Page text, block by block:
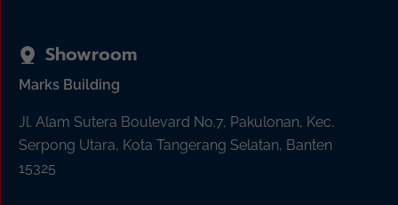
Showroom
Marks Building
Jl. Alam Sutera Boulevard No.7, Pakulonan, Kec.
Serpong Utara, Kota Tangerang Selatan, Banten
15325